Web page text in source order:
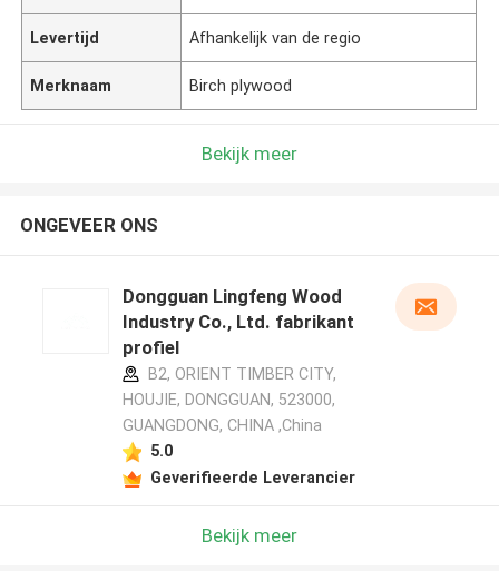
Levertijd Afhankelijk van de regio
Merknaam Birch plywood
Bekijk meer
ONGEVEER ONS
Dongguan Lingfeng Wood
Industry Co., Ltd. fabrikant
profiel
B2, ORIENT TIMBER CITY,
HOUJIE, DONGGUAN, 523000,
GUANGDONG, CHINA ,China
5.0
Geverifieerde Leverancier
Bekijk meer